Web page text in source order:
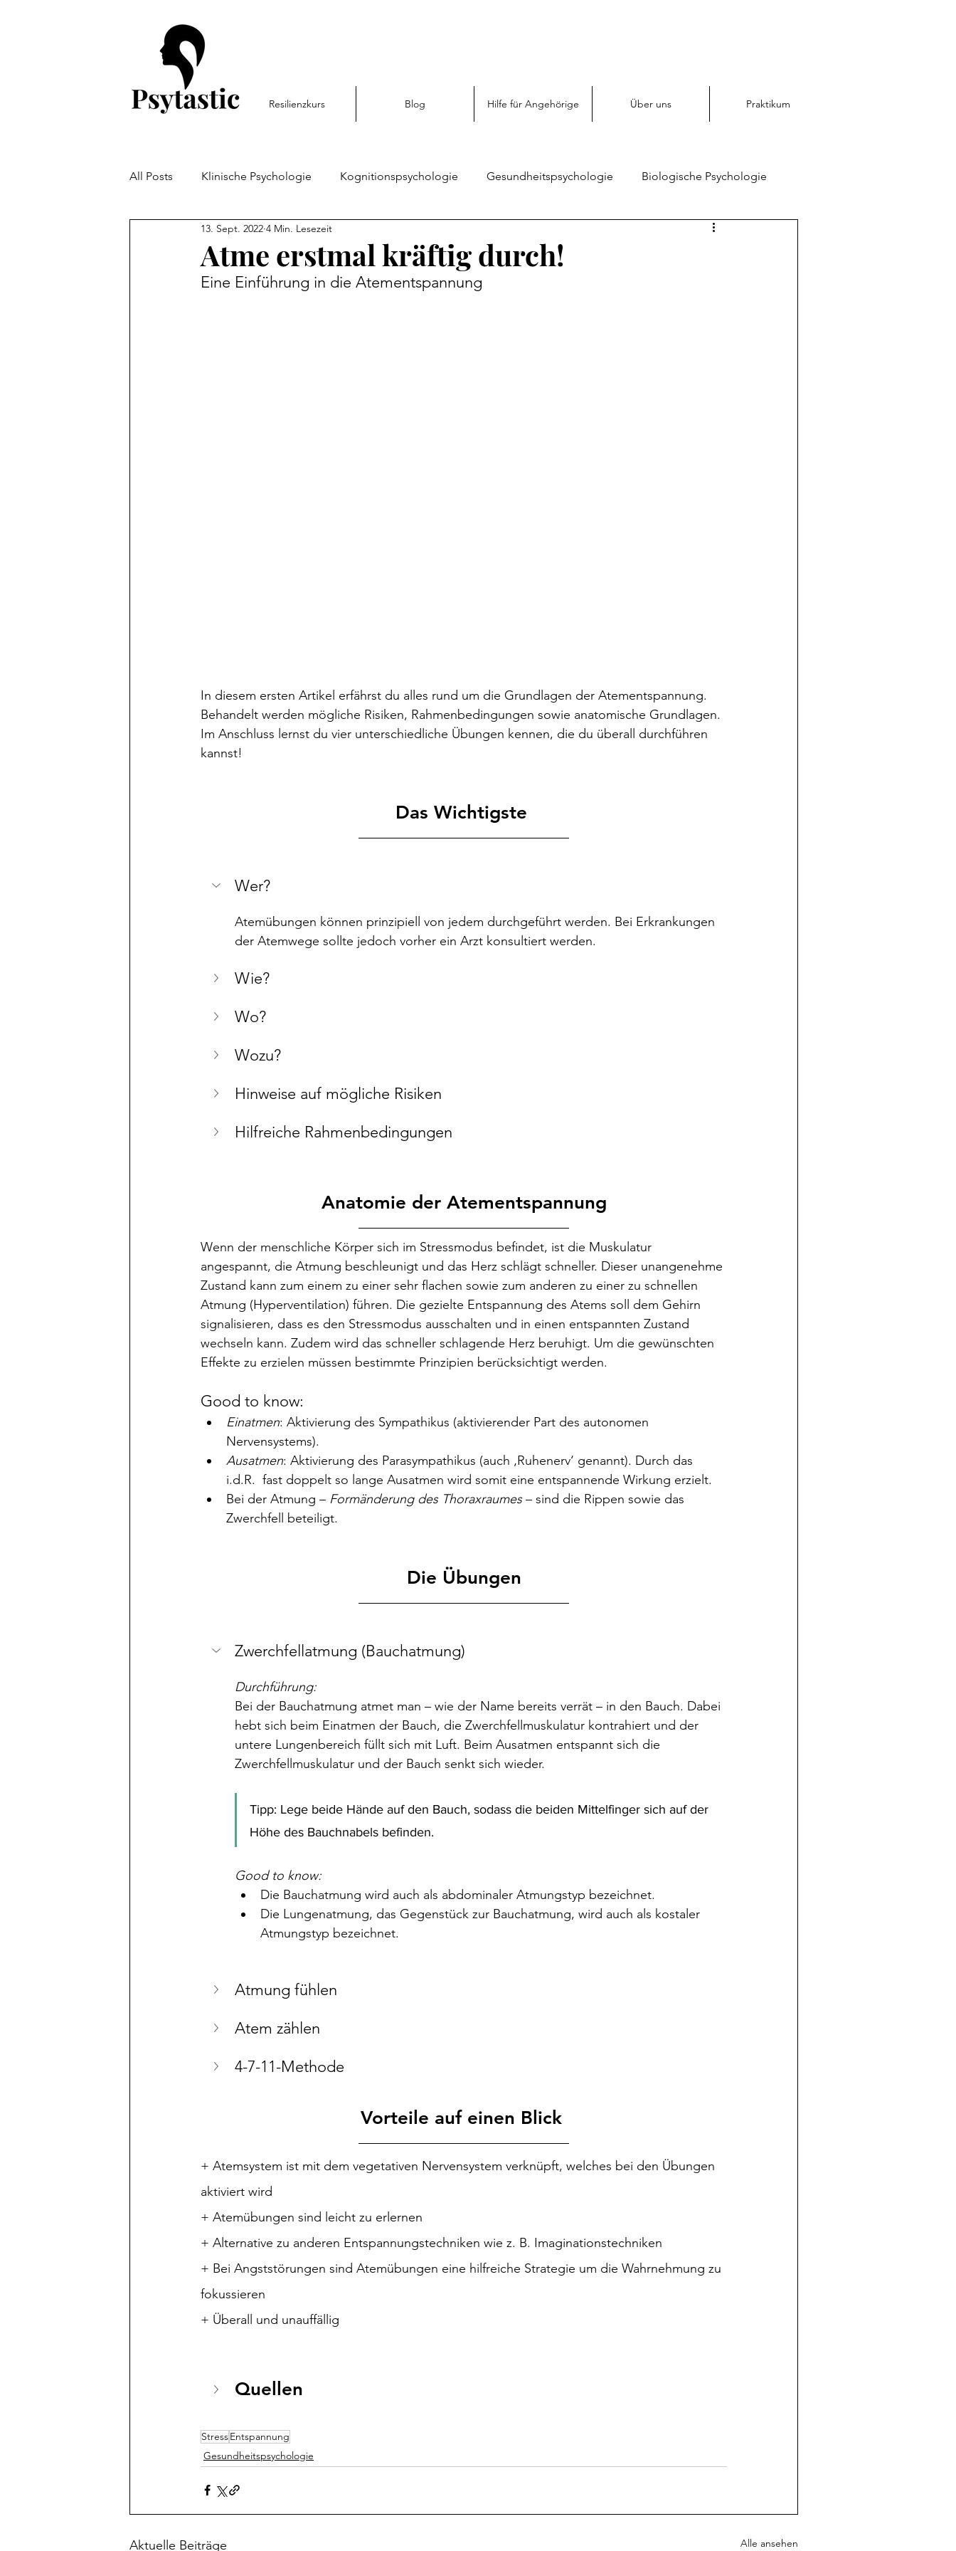
Resilienzkurs Blog Hilfe für Angehörige Über uns Praktikum
All Posts Klinische Psychologie Kognitionspsychologie Gesundheitspsychologie Biologische Psychologie
Persönlichkeitspsychologie Sozialpsychologie
Arbeitspsychologie Resilienz Persönliche Entwicklung
Atme erstmal kräftig durch!
13. Sept. 2022 4 Min. Lesezeit
Eine Einführung in die Atementspannung
In diesem ersten Artikel erfährst du alles rund um die Grundlagen der Atementspannung.
Behandelt werden mögliche Risiken, Rahmenbedingungen sowie anatomische Grundlagen.
Im Anschluss lernst du vier unterschiedliche Übungen kennen, die du überall durchführen
kannst!
Das Wichtigste
Wer?
Atemübungen können prinzipiell von jedem durchgeführt werden. Bei Erkrankungen
der Atemwege sollte jedoch vorher ein Arzt konsultiert werden.
Wie?
Wo?
Wozu?
Hinweise auf mögliche Risiken
Hilfreiche Rahmenbedingungen
Anatomie der Atementspannung
Wenn der menschliche Körper sich im Stressmodus befindet, ist die Muskulatur
angespannt, die Atmung beschleunigt und das Herz schlägt schneller. Dieser unangenehme
Zustand kann zum einem zu einer sehr flachen sowie zum anderen zu einer zu schnellen
Atmung (Hyperventilation) führen. Die gezielte Entspannung des Atems soll dem Gehirn
signalisieren, dass es den Stressmodus ausschalten und in einen entspannten Zustand
wechseln kann. Zudem wird das schneller schlagende Herz beruhigt. Um die gewünschten
Effekte zu erzielen müssen bestimmte Prinzipien berücksichtigt werden.
Good to know:
Einatmen: Aktivierung des Sympathikus (aktivierender Part des autonomen
Nervensystems).
Ausatmen: Aktivierung des Parasympathikus (auch ‚Ruhenerv‘ genannt). Durch das
i.d.R.  fast doppelt so lange Ausatmen wird somit eine entspannende Wirkung erzielt.
Bei der Atmung – Formänderung des Thoraxraumes – sind die Rippen sowie das
Zwerchfell beteiligt.
Die Übungen
Zwerchfellatmung (Bauchatmung)
Durchführung:
Bei der Bauchatmung atmet man – wie der Name bereits verrät – in den Bauch. Dabei
hebt sich beim Einatmen der Bauch, die Zwerchfellmuskulatur kontrahiert und der
untere Lungenbereich füllt sich mit Luft. Beim Ausatmen entspannt sich die
Zwerchfellmuskulatur und der Bauch senkt sich wieder.
Tipp: Lege beide Hände auf den Bauch, sodass die beiden Mittelfinger sich auf der
Höhe des Bauchnabels befinden.
Good to know:
Die Bauchatmung wird auch als abdominaler Atmungstyp bezeichnet.
Die Lungenatmung, das Gegenstück zur Bauchatmung, wird auch als kostaler
Atmungstyp bezeichnet.
Atmung fühlen
Atem zählen
4-7-11-Methode
Vorteile auf einen Blick
+ Atemsystem ist mit dem vegetativen Nervensystem verknüpft, welches bei den Übungen
aktiviert wird
+ Atemübungen sind leicht zu erlernen
+ Alternative zu anderen Entspannungstechniken wie z. B. Imaginationstechniken
+ Bei Angststörungen sind Atemübungen eine hilfreiche Strategie um die Wahrnehmung zu
fokussieren
+ Überall und unauffällig
Quellen
StressEntspannung
Gesundheitspsychologie
Aktuelle Beiträge Alle ansehen